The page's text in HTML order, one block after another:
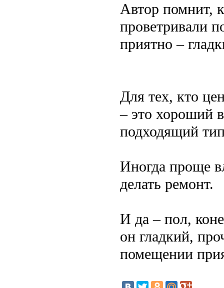
Автор помнит,
проветривали
приятно –
Для тех, кто
– это хороший
подходящий
Иногда проще
делать ремонт.
И да – пол,
он гладкий,
помещении